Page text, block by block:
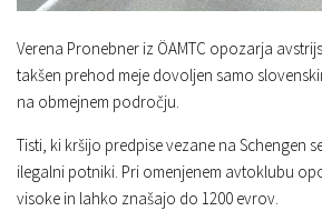
Verena Pronebner iz ÖAMTC opozarja
takšen prehod meje dovoljen samo
na obmejnem področju.
Tisti, ki kršijo predpise vezane na Schengen
ilegalni potniki. Pri omenjenem avtoklubu
visoke in lahko znašajo do 1200 evrov.